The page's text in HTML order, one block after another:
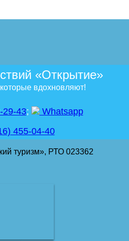
«Открытие»
вдохновляют!
29-43;
Whatsapp
455-04-40
туризм», РТО 023362